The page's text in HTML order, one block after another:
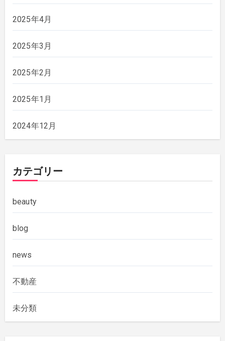
2025年4月
2025年3月
2025年2月
2025年1月
2024年12月
カテゴリー
beauty
blog
news
不動産
未分類